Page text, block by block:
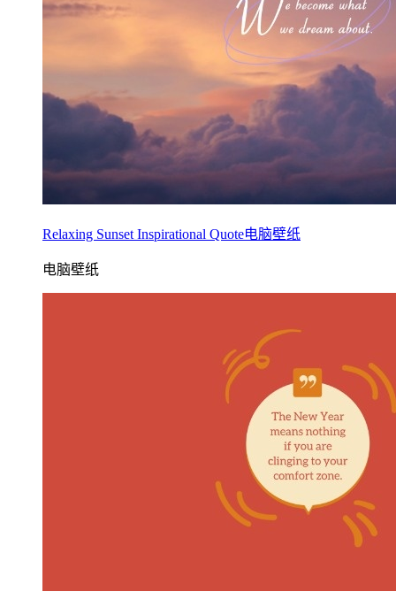
Relaxing Sunset Inspirational Quote电脑壁纸
电脑壁纸